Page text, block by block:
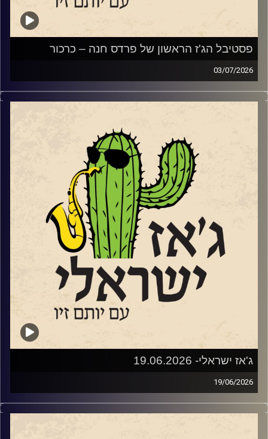
קרדיט תמונות:רותם בר-אילן
פסטיבל הג'ז הראשון של פרדס חנה – כרכור
03/07/2026
השבוע, הקדשנו את התוכנית לפסטיבל הג'ז הראשון של פרדס
חנה כרכור שייפתח את שעריו בשבוע הבא בין ה 7-9.7.
הרכבי ג'ז ישראלי משובחים ואיכותיים. לצד המופעים יתקיימו
שלוש כיתות אמן בקונסרבטוריון המקומי בהשתתפות חלק
הזרעים של הפסטיבל החלו לנבוט בגינת ביתם של עדי ואלון
(הבסיסט של להקת א-טמפו) שטרן באמצעות הופעות ביתיות.
משם התפתחו ל"ליין ג'ז" קהילתי שהפגיש מידי חודש את
חובבי הג'ז של פרדס חנה כרכור עם הרכבי ג'ז ישראלים. שלוש
שנים לאחר מכן, בימינו אלו – פסטיבל נולד.
מאחורי הפסטיבל עומדים ביחד עמותת דרך הג׳אז וקואופרטיב
של הרכבי ג׳אז ישראליים, בשיתוף המועצה המקומית פרדס
חנה כרכור, המתנ״ס וחברת אפיק תקשורת. בניהול אמנותי של
אלון שטרן והפקה של עדי שטרן.
שוחחנו עם אלון (א-טמפו) שטרן
אטמפו • לוח הופעות מעודכן 2026 • הזמנת כרטיסים • פורטל
ג'אז ישראלי- 19.06.2026
19/06/2026
השבוע בג'ז ישראלי
מה הקשר בין מוצארט, אלביס, דבורים, מחול ומודעות